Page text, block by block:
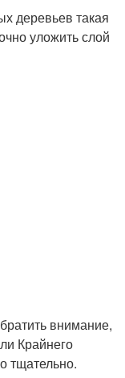
деревьев такая
уложить слой
внимание,
Крайнего
тщательно.